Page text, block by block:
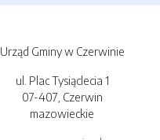
Urząd Gminy w Czerwinie
ul. Plac Tysiąclecia 1
07-407, Czerwin
mazowieckie